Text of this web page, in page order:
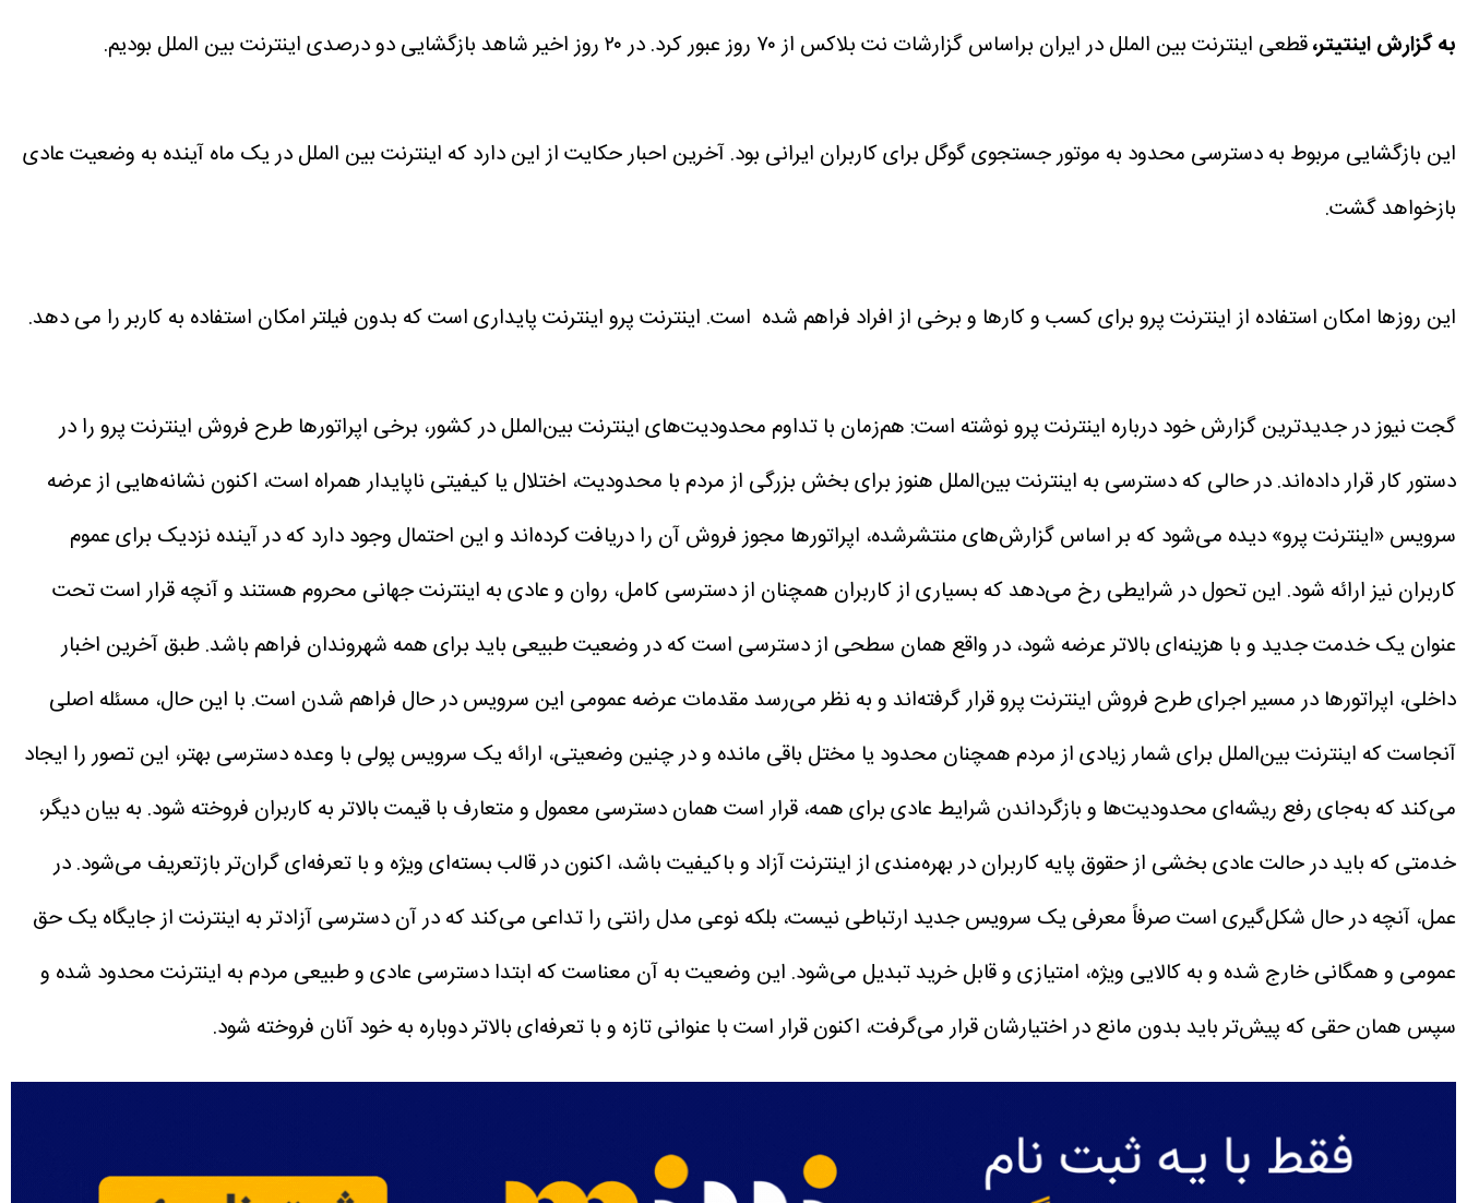
به گزارش اینتیتر،قطعی اینترنت بین الملل در ایران براساس گزارشات نت بلاکس از ۷۰ روز عبور کرد. در ۲۰ روز اخیر شاهد بازگشایی دو درصدی اینترنت بین الملل بودیم.
این بازگشایی مربوط به دسترسی محدود به موتور جستجوی گوگل برای کاربران ایرانی بود.آخرین احبار حکایت از این دارد که اینترنت بین الملل در یک ماه آینده به وضعیت عادی
بازخواهد گشت.
این روزها امکان استفاده از اینترنت پرو برای کسب و کارها و برخی از افراد فراهم شده است. اینترنت پرو اینترنت پایداری است که بدون فیلتر امکان استفاده به کاربر را می دهد.
گجت نیوز در جدیدترین گزارش خود درباره اینترنت پرو نوشته است: هم‌زمان با تداوم محدودیت‌های اینترنت بین‌الملل در کشور، برخی اپراتورها طرح فروش اینترنت پرو را در
دستور کار قرار داده‌اند.در حالی که دسترسی به اینترنت بین‌الملل هنوز برای بخش بزرگی از مردم با محدودیت، اختلال یا کیفیتی ناپایدار همراه است، اکنون نشانه‌هایی از عرضه
سرویس «اینترنت پرو» دیده می‌شود که بر اساس گزارش‌های منتشرشده، اپراتورها مجوز فروش آن را دریافت کرده‌اند و این احتمال وجود دارد که در آینده نزدیک برای عموم
کاربران نیز ارائه شود. این تحول در شرایطی رخ می‌دهد که بسیاری از کاربران همچنان از دسترسی کامل، روان و عادی به اینترنت جهانی محروم هستند و آنچه قرار است تحت
عنوان یک خدمت جدید و با هزینه‌ای بالاتر عرضه شود، در واقع همان سطحی از دسترسی است که در وضعیت طبیعی باید برای همه شهروندان فراهم باشد. طبق آخرین اخبار
داخلی، اپراتورها در مسیر اجرای طرح فروش اینترنت پرو قرار گرفته‌اند و به نظر می‌رسد مقدمات عرضه عمومی این سرویس در حال فراهم شدن است. با این حال، مسئله اصلی
آنجاست که اینترنت بین‌الملل برای شمار زیادی از مردم همچنان محدود یا مختل باقی مانده و در چنین وضعیتی، ارائه یک سرویس پولی با وعده دسترسی بهتر، این تصور را ایجاد
می‌کند که به‌جای رفع ریشه‌ای محدودیت‌ها و بازگرداندن شرایط عادی برای همه، قرار است همان دسترسی معمول و متعارف با قیمت بالاتر به کاربران فروخته شود. به بیان دیگر،
خدمتی که باید در حالت عادی بخشی از حقوق پایه کاربران در بهره‌مندی از اینترنت آزاد و باکیفیت باشد، اکنون در قالب بسته‌ای ویژه و با تعرفه‌ای گران‌تر بازتعریف می‌شود.در
عمل، آنچه در حال شکل‌گیری است صرفاً معرفی یک سرویس جدید ارتباطی نیست، بلکه نوعی مدل رانتی را تداعی می‌کند که در آن دسترسی آزادتر به اینترنت از جایگاه یک حق
عمومی و همگانی خارج شده و به کالایی ویژه، امتیازی و قابل خرید تبدیل می‌شود. این وضعیت به آن معناست که ابتدا دسترسی عادی و طبیعی مردم به اینترنت محدود شده و
سپس همان حقی که پیش‌تر باید بدون مانع در اختیارشان قرار می‌گرفت، اکنون قرار است با عنوانی تازه و با تعرفه‌ای بالاتر دوباره به خود آنان فروخته شود.